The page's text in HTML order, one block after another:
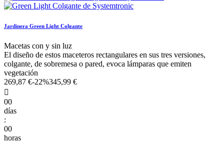
Jardinera Green Light Colgante
Macetas con y sin luz
El diseño de estos maceteros rectangulares en sus tres versiones,
colgante, de sobremesa o pared, evoca lámparas que emiten
vegetación
269,87 €-22%345,99 €

00
días
:
00
horas